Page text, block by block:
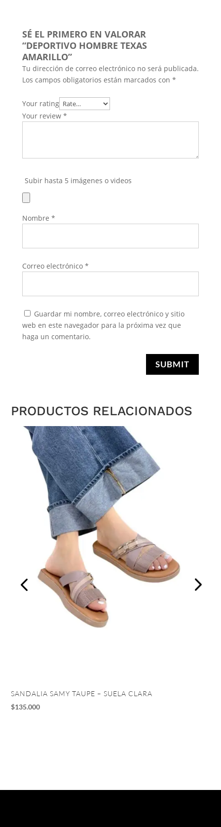
SÉ EL PRIMERO EN VALORAR
“DEPORTIVO HOMBRE TEXAS
AMARILLO”
Tu dirección de correo electrónico no será publicada.
Los campos obligatorios están marcados con *
Your rating
Your review *
Subir hasta 5 imágenes o videos
Nombre *
Correo electrónico *
Guardar mi nombre, correo electrónico y sitio
web en este navegador para la próxima vez que
haga un comentario.
SUBMIT
PRODUCTOS RELACIONADOS
SANDALIA SAMY TAUPE – SUELA CLARA
$135.000